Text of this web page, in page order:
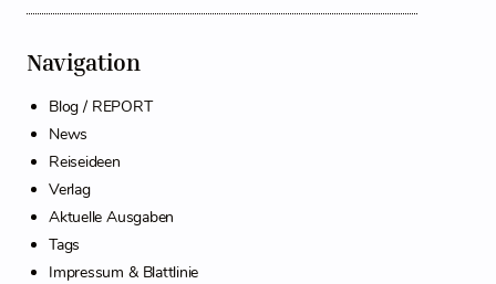
Navigation
Blog / REPORT
News
Reiseideen
Verlag
Aktuelle Ausgaben
Tags
Impressum & Blattlinie